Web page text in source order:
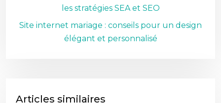
les stratégies SEA et SEO
Site internet mariage : conseils pour un design
élégant et personnalisé
Articles similaires